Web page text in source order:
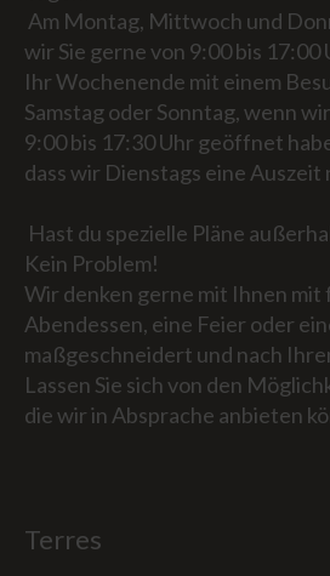
Am Montag, Mittwoch und
wir Sie gerne von 9:00 bis 17:00
Ihr Wochenende mit einem
Samstag oder Sonntag, wenn
9:00 bis 17:30 Uhr geöffnet
dass wir Dienstags eine Auszeit
Hast du spezielle Pläne
Kein Problem!
Wir denken gerne mit Ihnen mit
Abendessen, eine Feier oder
maßgeschneidert und nach
Lassen Sie sich von den
die wir in Absprache anbieten
Terres